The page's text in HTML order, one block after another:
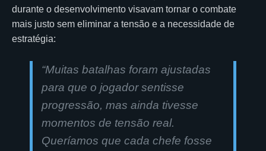
durante o desenvolvimento visavam tornar o combate
mais justo sem eliminar a tensão e a necessidade de
estratégia:
“Muitas batalhas foram ajustadas
para que o jogador sentisse
progressão, mas ainda tivesse
momentos de tensão real.
Queríamos que cada chefe fosse